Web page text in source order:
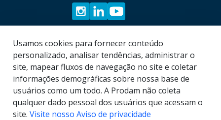
Página
19
Página
60
Página
61
Página
63
Página
64
Página
65
Usamos cookies para fornecer conteúdo
personalizado, analisar tendências, administrar o
site, mapear fluxos de navegação no site e coletar
informações demográficas sobre nossa base de
usuários como um todo. A Prodam não coleta
qualquer dado pessoal dos usuários que acessam o
site. Visite nosso Aviso de privacidade